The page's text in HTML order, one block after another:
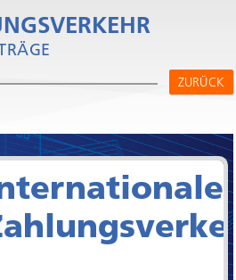
ZURÜCK